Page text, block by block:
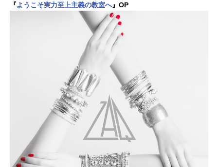
『ようこそ実力至上主義の教室へ』OP